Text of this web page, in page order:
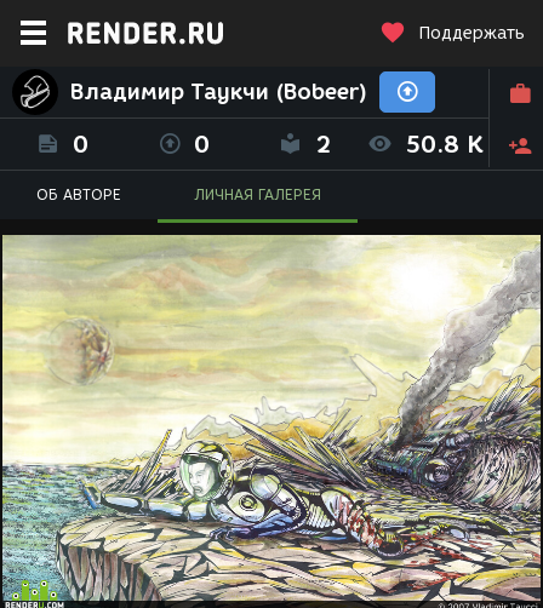
Поддержать
Владимир Таукчи (Bobeer)
0 0 2 50.8 K
ОБ АВТОРЕ ЛИЧНАЯ ГАЛЕРЕЯ